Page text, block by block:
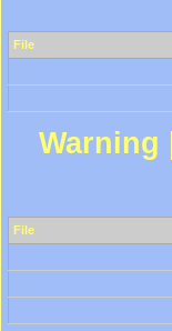
File
Warning
File